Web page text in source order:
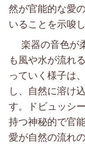
然が官能的な愛
いることを示唆
楽器の音色が
も風や水が流れ
っていく様子は
し、自然に溶け
す。ドビュッシ
持つ神秘的で官
愛が自然の流れ